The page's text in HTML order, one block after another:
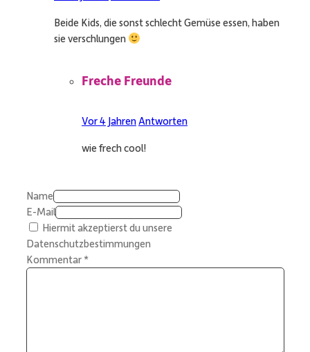
Beide Kids, die sonst schlecht Gemüse essen, haben
sie verschlungen
Freche Freunde
Vor 4 JahrenAntworten
wie frech cool!
Name
E-Mail
Hiermit akzeptierst du unsere
Datenschutzbestimmungen
Kommentar *